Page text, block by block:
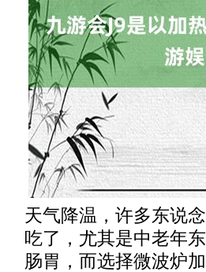
天气降温，许多东说
吃了，尤其是中老年
肠胃，而选择微波炉